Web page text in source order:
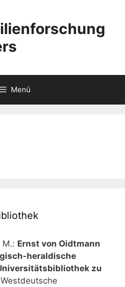
Menü
M.: Ernst von Oidtmann
heraldische
zu